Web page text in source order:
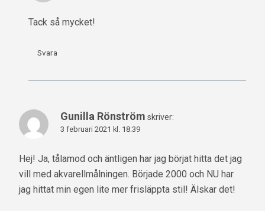
Tack så mycket!
Svara
Gunilla Rönström skriver:
3 februari 2021 kl. 18:39
Hej! Ja, tålamod och äntligen har jag börjat hitta det jag
vill med akvarellmålningen. Började 2000 och NU har
jag hittat min egen lite mer frisläppta stil! Älskar det!